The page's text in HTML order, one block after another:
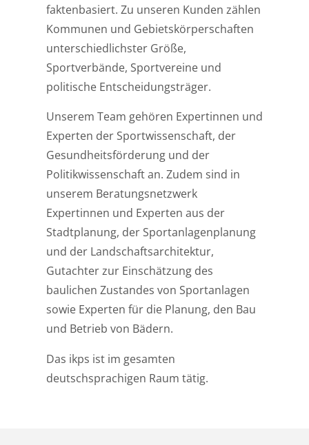
faktenbasiert. Zu unseren Kunden zählen
Kommunen und Gebietskörperschaften
unterschiedlichster Größe,
Sportverbände, Sportvereine und
politische Entscheidungsträger.
Unserem Team gehören Expertinnen und
Experten der Sportwissenschaft, der
Gesundheitsförderung und der
Politikwissenschaft an. Zudem sind in
unserem Beratungsnetzwerk
Expertinnen und Experten aus der
Stadtplanung, der Sportanlagenplanung
und der Landschaftsarchitektur,
Gutachter zur Einschätzung des
baulichen Zustandes von Sportanlagen
sowie Experten für die Planung, den Bau
und Betrieb von Bädern.
Das ikps ist im gesamten
deutschsprachigen Raum tätig.